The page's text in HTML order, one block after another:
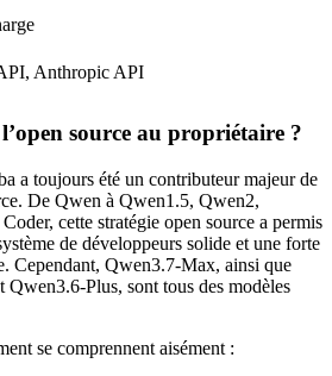
Anthropic API
source au propriétaire ?
a toujours été un contributeur majeur de
De Qwen à Qwen1.5, Qwen2,
cette stratégie open source a permis
de développeurs solide et une forte
Cependant, Qwen3.7-Max, ainsi que
Plus, sont tous des modèles
se comprennent aisément :